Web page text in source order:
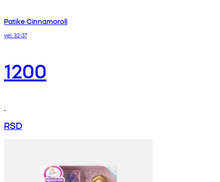
Patike Cinnamoroll
vel. 32-37
1200
RSD